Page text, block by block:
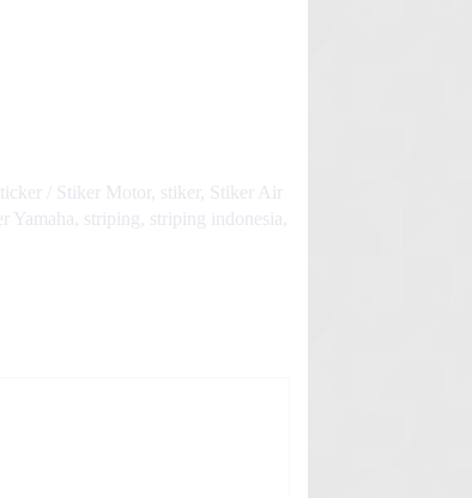
/ Stiker Motor stiker
Stiker Air
Yamaha striping striping indonesia